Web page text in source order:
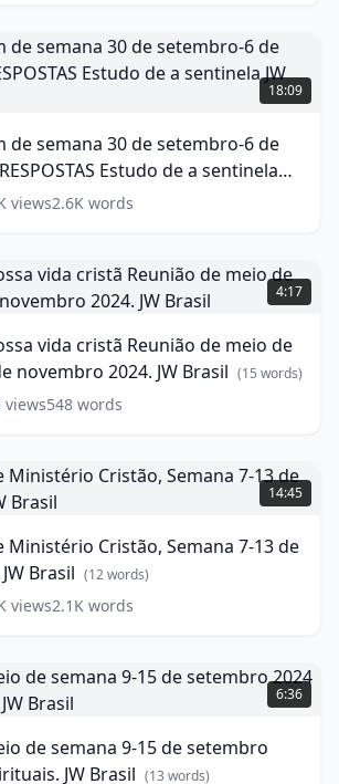
18:09
de semana 30 de setembro-6 de
Estudo de a sentinela
views2.6K words
4:17
vida cristã Reunião de meio de
novembro 2024. JW Brasil (15 words)
views548 words
14:45
Ministério Cristão, Semana 7-13 de
Brasil (12words)
views2.1K words
6:36
de semana 9-15 de setembro
JW Brasil (13 words)